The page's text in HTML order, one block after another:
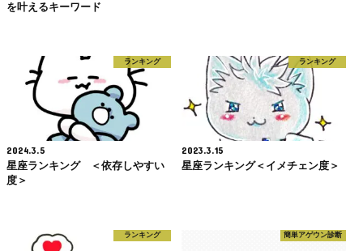
を叶えるキーワード
ランキング
2024.3.5
星座ランキング ＜依存しやすい
度＞
ランキング
2023.3.15
星座ランキング＜イメチェン度＞
ランキング 簡単アゲウン診断